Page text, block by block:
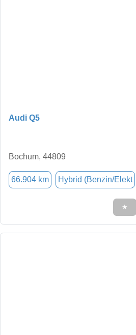
Audi Q5
Bochum, 44809
66.904 km Hybrid (Benzin/Elekt
★